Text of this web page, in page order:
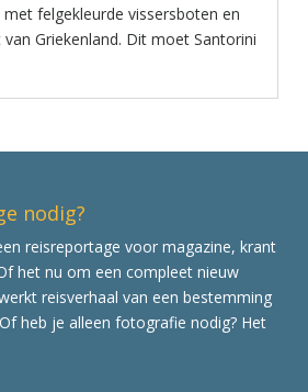
felgekleurde vissersboten en
Griekenland. Dit moet Santorini
nodig?
reisreportage voor magazine, krant
het nu om een compleet nieuw
reisverhaal van een bestemming
heb je alleen fotografie nodig? Het